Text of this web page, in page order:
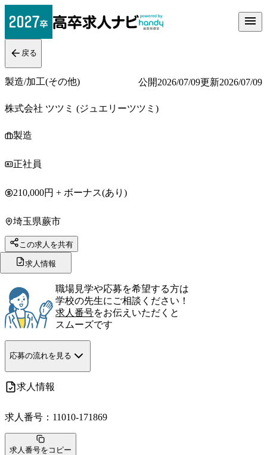
戻る
製造/加工(その他) 公開2026/07/09更新2026/07/09
株式会社 ツツミ (ジュエリーツツミ)
製造
正社員
210,000円 + ボーナス(あり)
埼玉県蕨市
この求人を共有
求人情報
職場見学や応募を希望する方は
学校の先生にご相談ください！
求人番号をお伝えいただくと
スムーズです
応募の流れを見る
求人情報
求人番号： 11010-171869
求人番号をコピー